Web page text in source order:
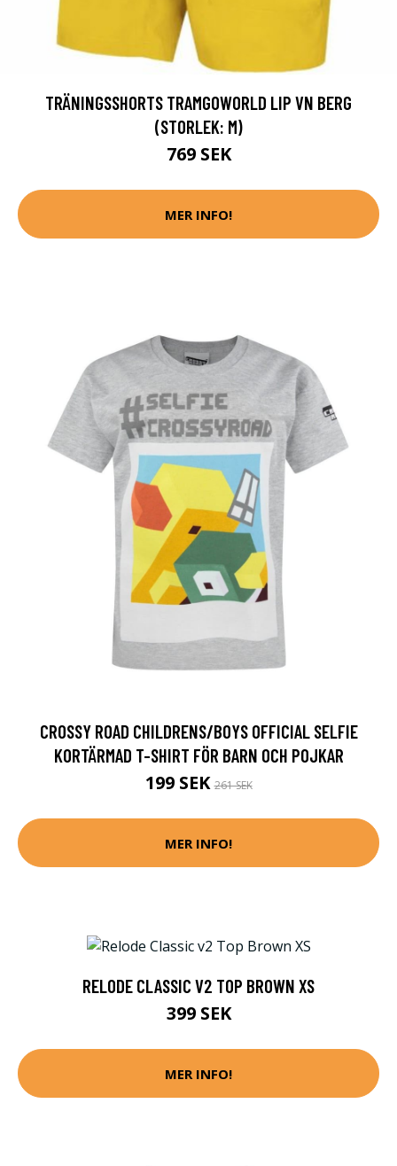
TRÄNINGSSHORTS TRAMGOWORLD LIP VN BERG
(STORLEK: M)
769 SEK
MER INFO!
CROSSY ROAD CHILDRENS/BOYS OFFICIAL SELFIE
KORTÄRMAD T-SHIRT FÖR BARN OCH POJKAR
199 SEK261 SEK
MER INFO!
RELODE CLASSIC V2 TOP BROWN XS
399 SEK
MER INFO!